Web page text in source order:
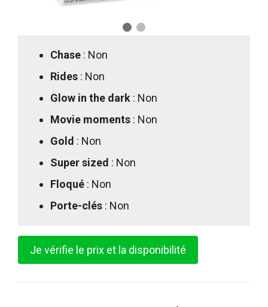
Chase : Non
Rides : Non
Glow in the dark : Non
Movie moments : Non
Gold : Non
Super sized : Non
Floqué : Non
Porte-clés : Non
Je vérifie le prix et la disponibilité